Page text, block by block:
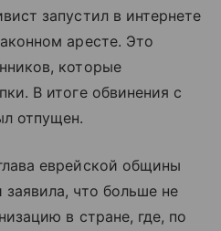
запустил в интернете
аресте. Это
которые
В итоге обвинения с
отпущен.
еврейской общины
что больше не
в стране, где, по